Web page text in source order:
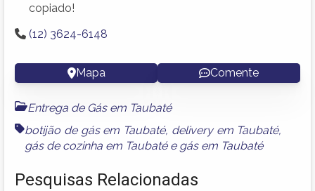
copiado!
(12) 3624-6148
Mapa Comente
Entrega de Gás em Taubaté
botijão de gás em Taubaté, delivery em Taubaté,
gás de cozinha em Taubatée gás em Taubaté
Pesquisas Relacionadas